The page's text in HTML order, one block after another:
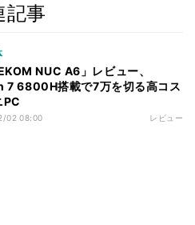
記事
NUC A6」レビュー、
7 6800H搭載で7万を切る高コス
PC
02 08:00 レビュー